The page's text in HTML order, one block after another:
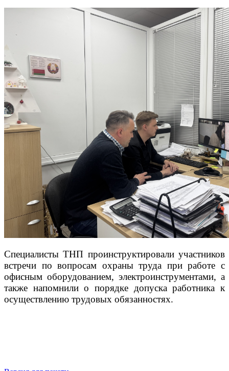
Специалисты ТНП проинструктировали участников
встречи по вопросам охраны труда при работе с
офисным оборудованием, электроинструментами, а
также напомнили о порядке допуска работника к
осуществлению трудовых обязанностях.